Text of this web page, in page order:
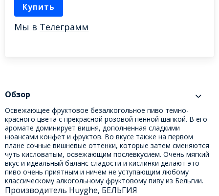
Купить
Мы в Телеграмм
Обзор
Освежающее фруктовое безалкогольное пиво темно-
красного цвета с прекрасной розовой пенной шапкой. В его
аромате доминирует вишня, дополненная сладкими
нюансами конфет и фруктов. Во вкусе также на первом
плане сочные вишневые оттенки, которые затем сменяются
чуть кисловатым, освежающим послевкусием. Очень мягкий
вкус и идеальный баланс сладости и кислинки делают это
пиво очень приятным и ничем не уступающим любому
классическому алкогольному фруктовому пиву из Бельгии.
Производитель Huyghe, БЕЛЬГИЯ